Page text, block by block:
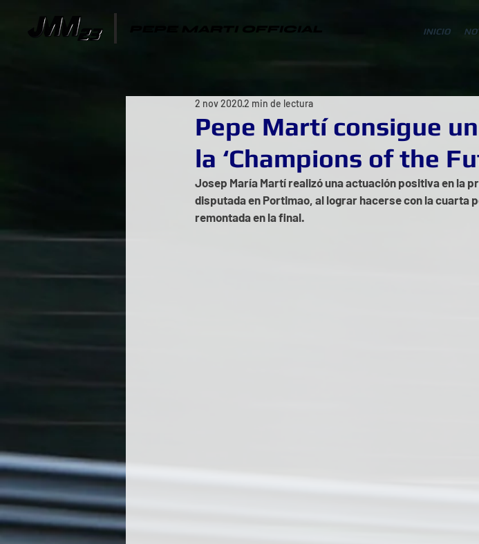
INICIO
Pepe Martí consigue
la ‘Champions of the
2 nov 20202 min de lectura
Josep María Martí realizó una actuación positiva en la
disputada en Portimao, al lograr hacerse con la cuarta
remontada en la final.